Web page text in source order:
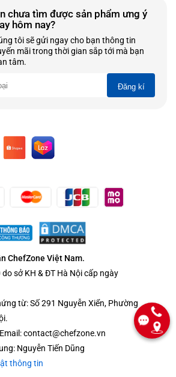
chưa tìm được sản phẩm ưng ý
hôm nay?
tôi sẽ gửi ngay cho bạn thông tin
mãi trong thời gian sắp tới mà bạn
tâm.
Đăng kí
ChefZone Việt Nam.
sở KH & ĐT Hà Nội cấp ngày
từ: Số 291 Nguyễn Xiển, Phường
contact@chefzone.vn
Nguyễn Tiến Dũng
thông tin